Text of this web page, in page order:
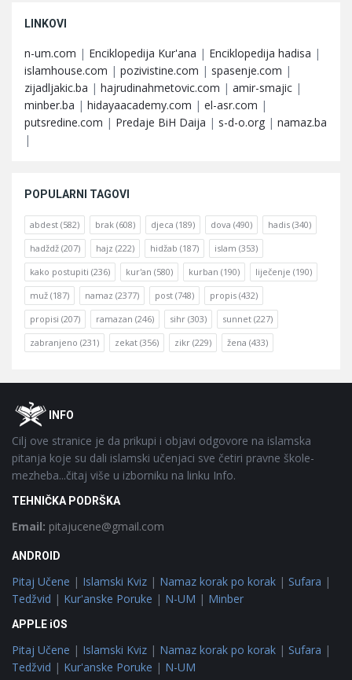
LINKOVI
n-um.com | Enciklopedija Kur'ana | Enciklopedija hadisa |
islamhouse.com | pozivistine.com | spasenje.com |
zijadljakic.ba | hajrudinahmetovic.com | amir-smajic |
minber.ba | hidayaacademy.com | el-asr.com |
putsredine.com | Predaje BiH Daija | s-d-o.org | namaz.ba
|
POPULARNI TAGOVI
abdest (582) brak (608) djeca (189) dova (490) hadis (340)
hadždž (207) hajz (222) hidžab (187) islam (353)
kako postupiti (236) kur'an (580) kurban (190) liječenje (190)
muž (187) namaz (2377) post (748) propis (432)
propisi (207) ramazan (246) sihr (303) sunnet (227)
zabranjeno (231) zekat (356) zikr (229) žena (433)
FooterOINFO
Cilj ove stranice je da prikupi i objavi odgovore na islamska
pitanja koje su dali islamski učenjaci sve četiri pravne škole-
mezheba...čitaj više u izborniku na linku Info.
TEHNIČKA PODRŠKA
Email: pitajucene@gmail.com
ANDROID
Pitaj Učene | Islamski Kviz | Namaz korak po korak | Sufara |
Tedžvid | Kur'anske Poruke | N-UM | Minber
APPLE iOS
Pitaj Učene | Islamski Kviz | Namaz korak po korak | Sufara |
Tedžvid | Kur'anske Poruke | N-UM